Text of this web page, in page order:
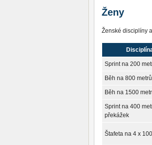
Ženy
Ženské disciplíny
Sprint na 200
Běh na 800 metrů
Běh na 1500
Sprint na 400
překážek
Štafeta na 4 x